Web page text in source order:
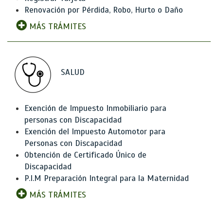
Renovación por Pérdida, Robo, Hurto o Daño
MÁS TRÁMITES
SALUD
Exención de Impuesto Inmobiliario para
personas con Discapacidad
Exención del Impuesto Automotor para
Personas con Discapacidad
Obtención de Certificado Único de
Discapacidad
P.I.M Preparación Integral para la Maternidad
MÁS TRÁMITES